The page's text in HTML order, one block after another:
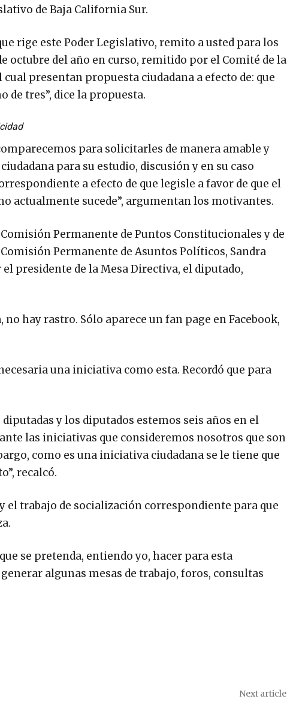
de Baja California Sur.
rige este Poder Legislativo, remito a usted para los
octubre del año en curso, remitido por el Comité de la
cual presentan propuesta ciudadana a efecto de: que
de tres”, dice la propuesta.
para solicitarles de manera amable y
para su estudio, discusión y en su caso
a efecto de que legisle a favor de que el
actualmente sucede”, argumentan los motivantes.
Permanente de Puntos Constitucionales y de
Permanente de Asuntos Políticos, Sandra
presidente de la Mesa Directiva, el diputado,
hay rastro. Sólo aparece un fan page en Facebook,
una iniciativa como esta. Recordó que para
y los diputados estemos seis años en el
las iniciativas que consideremos nosotros que son
como es una iniciativa ciudadana se le tiene que
recalcó.
el trabajo de socialización correspondiente para que
se pretenda, entiendo yo, hacer para esta
algunas mesas de trabajo, foros, consultas
Next article